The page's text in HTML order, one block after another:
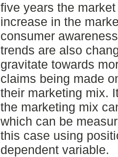
five years the
increase in the
consumer
trends are also
gravitate towards
claims being made
their marketing mix.
the marketing mix
which can be
this case using
dependent variable.